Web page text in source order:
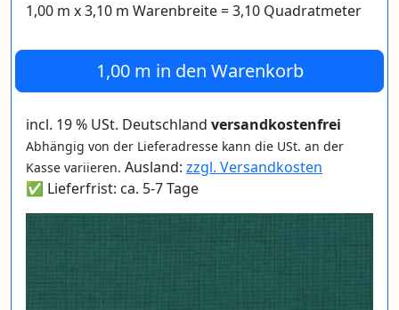
1,00 m x3,10 m Warenbreite =3,10 Quadratmeter
1,00 m in den Warenkorb
incl. 19 % USt. Deutschland versandkostenfrei
Abhängig von der Lieferadresse kann die USt. an der
Kasse variieren. Ausland: zzgl. Versandkosten
✅ Lieferfrist: ca. 5-7 Tage